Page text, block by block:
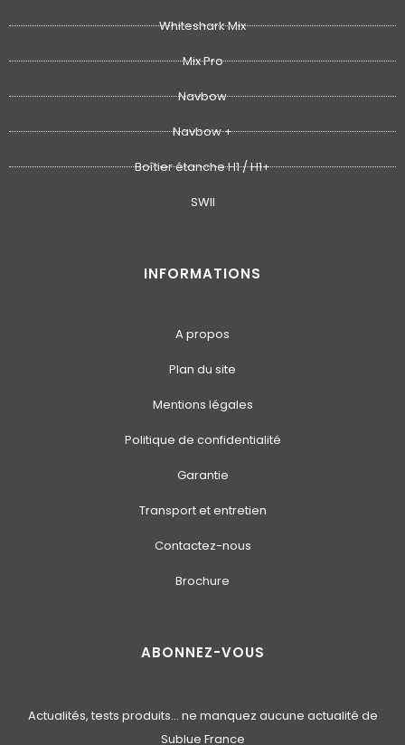
Whiteshark Mix
Mix Pro
Navbow
Navbow +
Boîtier étanche H1 / H1+
SWII
INFORMATIONS
A propos
Plan du site
Mentions légales
Politique de confidentialité
Garantie
Transport et entretien
Contactez-nous
Brochure
ABONNEZ-VOUS
Actualités, tests produits… ne manquez aucune actualité de
Sublue France